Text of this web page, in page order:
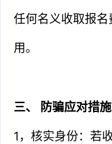
任何名义收取报
用。
三、 防骗应对措施
1，核实身份：若